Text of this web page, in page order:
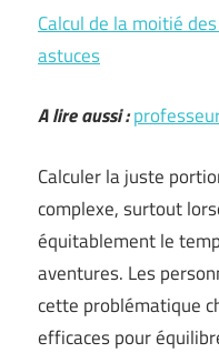
Calcul de la moitié
astuces
A lire aussi :
Calculer la juste
complexe, surtout
équitablement le
aventures. Les
cette problématique
efficaces pour